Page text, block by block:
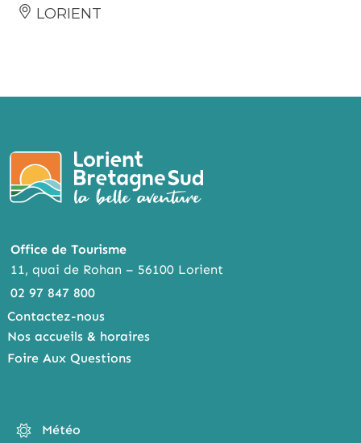
LORIENT
Office de Tourisme
11, quai de Rohan – 56100 Lorient
02 97 847 800
Contactez-nous
Nos accueils & horaires
Foire Aux Questions
Météo